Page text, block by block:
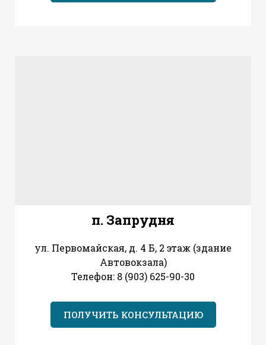
п. Запрудня
ул. Первомайская, д. 4 Б, 2 этаж (здание
Автовокзала)
Телефон: 8 (903) 625-90-30
ПОЛУЧИТЬ КОНСУЛЬТАЦИЮ